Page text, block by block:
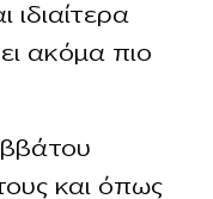
ακόμα πιο
και όπως